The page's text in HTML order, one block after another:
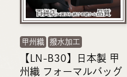
甲州織 撥水加工
【LN-B30】日本製 甲
州織 フォーマルバッグ